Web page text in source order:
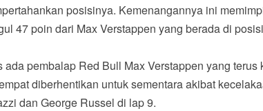
posisinya. Kemenangannya ini
47 poin dari Max Verstappen yang berada di
ada pembalap Red Bull Max Verstappen yang
diberhentikan untuk sementara akibat
dan George Russel di lap 9.